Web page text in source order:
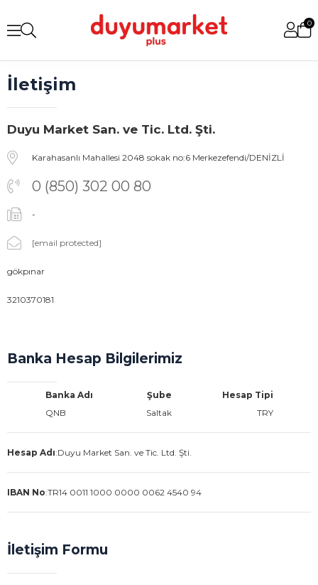
0
İletişim
Duyu Market San. ve Tic. Ltd. Şti.
Karahasanlı Mahallesi 2048 sokak no:6 Merkezefendi/DENİZLİ
0 (850) 302 00 80
-
[email protected]
gökpınar
3210370181
Banka Hesap Bilgilerimiz
Banka Adı
QNB
Şube
Saltak
Hesap Tipi
TRY
Hesap Adı:Duyu Market San. ve Tic. Ltd. Şti.
IBAN No:TR14 0011 1000 0000 0062 4540 94
İletişim Formu